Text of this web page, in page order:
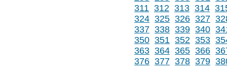
311 312 313 314
324 325 326 327
337 338 339 340
350 351 352 353
363 364 365 366
376 377 378 379